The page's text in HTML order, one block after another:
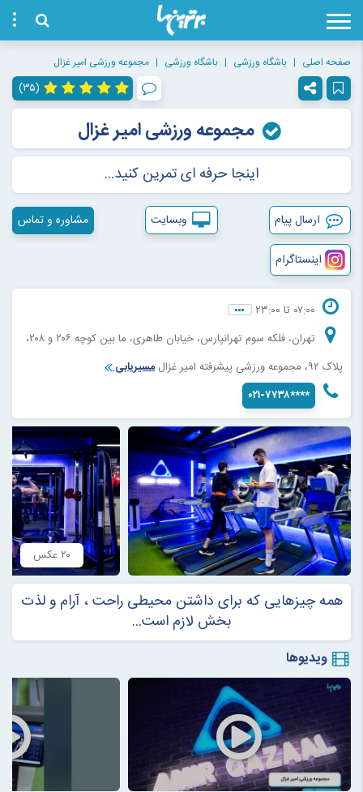
صفحه اصلی باشگاه ورزشی باشگاه ورزشی مجموعه ورزشی امیر غزال
(۳۵)
مجموعه ورزشی امیر غزال
اینجا حرفه ای تمرین کنید...
ارسال پیام وبسایت مشاوره و تماس
اینستاگرام
۰۷:۰۰ تا ۲۳:۰۰
تهران، فلکه سوم تهرانپارس، خیابان طاهری، ما بین کوچه ۲۰۶ و ۲۰۸،
پلاک ۹۲، مجموعه ورزشی پیشرفته امیر غزال
مسیریابی
۰۲۱-۷۷۳۸****
۲۰ عکس
همه چیزهایی که برای داشتن محیطی راحت ، آرام و لذت
بخش لازم است...
ویدیوها